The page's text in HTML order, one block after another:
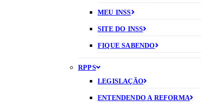
MEU INSS
SITE DO INSS
FIQUE SABENDO
RPPS
LEGISLAÇÃO
ENTENDENDO A REFORMA